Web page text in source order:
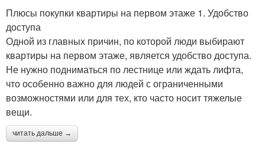
Плюсы покупки квартиры на первом этаже 1. Удобство
доступа
Одной из главных причин, по которой люди выбирают
квартиры на первом этаже, является удобство доступа.
Не нужно подниматься по лестнице или ждать лифта,
что особенно важно для людей с ограниченными
возможностями или для тех, кто часто носит тяжелые
вещи.
читать дальше →